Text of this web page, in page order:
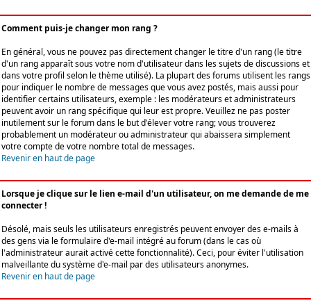
Comment puis-je changer mon rang ?
En général, vous ne pouvez pas directement changer le titre d'un rang (le titre
d'un rang apparaît sous votre nom d'utilisateur dans les sujets de discussions et
dans votre profil selon le thème utilisé). La plupart des forums utilisent les rangs
pour indiquer le nombre de messages que vous avez postés, mais aussi pour
identifier certains utilisateurs, exemple : les modérateurs et administrateurs
peuvent avoir un rang spécifique qui leur est propre. Veuillez ne pas poster
inutilement sur le forum dans le but d'élever votre rang; vous trouverez
probablement un modérateur ou administrateur qui abaissera simplement
votre compte de votre nombre total de messages.
Revenir en haut de page
Lorsque je clique sur le lien e-mail d'un utilisateur, on me demande de me
connecter !
Désolé, mais seuls les utilisateurs enregistrés peuvent envoyer des e-mails à
des gens via le formulaire d'e-mail intégré au forum (dans le cas où
l'administrateur aurait activé cette fonctionnalité). Ceci, pour éviter l'utilisation
malveillante du système d'e-mail par des utilisateurs anonymes.
Revenir en haut de page